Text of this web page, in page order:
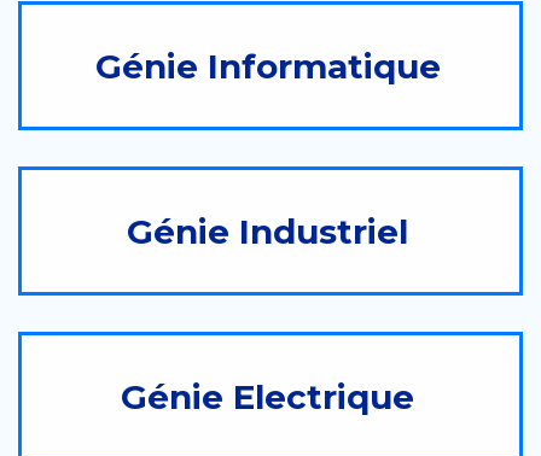
Génie Informatique
Génie Industriel
Génie Electrique